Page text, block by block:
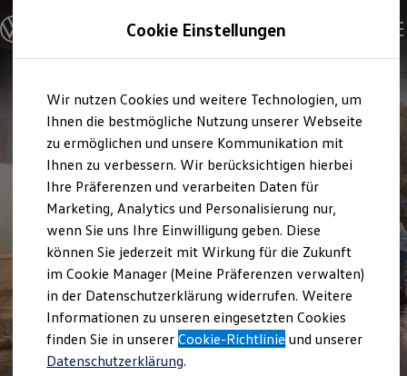
Hauptinhalt
springen
Footer
springen
Modelle und Konfigurator
Konfigurator
Modelle vergleichen
Elektroautos
ENERGY Sondermodelle
Nutzfahrzeuge
SUV und CUV
Familienautos
Kombis
Kompaktwagen
Sportwagen
Schnell verfügbare Fahrzeuge
Angebote und Produkte
Aktuelle Angebote
E-Auto-Förderung
Volkswagen Marktplatz
Die ENERGY Sondermodelle
Junge Gebrauchtwagen und Gebrauchtwagen
Volkswagen Zertifizierte Gebrauchtwagen
Elektromobilität bei Gebrauchtwagen
Cookie Einstellungen
Wir nutzen Cookies und weitere Technologien, um
Ihnen die bestmögliche Nutzung unserer Webseite
zu ermöglichen und unsere Kommunikation mit
Ihnen zu verbessern. Wir berücksichtigen hierbei
Ihre Präferenzen und verarbeiten Daten für
Marketing, Analytics und Personalisierung nur,
wenn Sie uns Ihre Einwilligung geben. Diese
können Sie jederzeit mit Wirkung für die Zukunft
im Cookie Manager (Meine Präferenzen verwalten)
in der Datenschutzerklärung widerrufen. Weitere
Informationen zu unseren eingesetzten Cookies
finden Sie in unsererCookie-Richtlinie und unserer
Datenschutzerklärung.